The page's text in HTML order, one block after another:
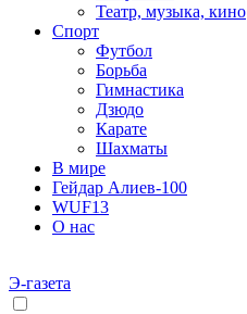
Театр, музыка, кино
Спорт
Футбол
Борьба
Гимнастика
Дзюдо
Карате
Шахматы
В мире
Гейдар Алиев-100
WUF13
О нас
Э-газета